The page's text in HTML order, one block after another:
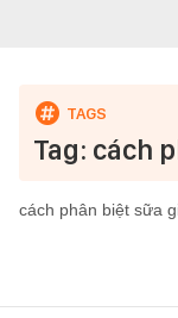
Tag: cách
cách phân biệt sữa